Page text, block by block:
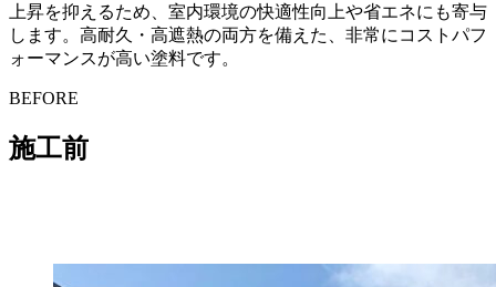
上昇を抑えるため、室内環境の快適性向上や省エネにも寄与
します。高耐久・高遮熱の両方を備えた、非常にコストパフ
ォーマンスが高い塗料です。
BEFORE
施工前